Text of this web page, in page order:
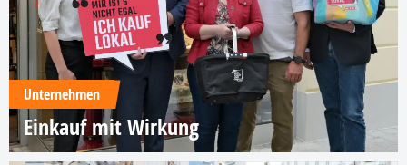
Unternehmen
Einkauf mit Wirkung